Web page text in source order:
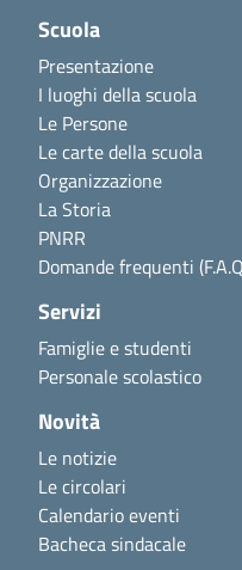
Scuola
Presentazione
I luoghi della scuola
Le Persone
Le carte della scuola
Organizzazione
La Storia
PNRR
Domande frequenti
Servizi
Famiglie e studenti
Personale scolastico
Novità
Le notizie
Le circolari
Calendario eventi
Bacheca sindacale